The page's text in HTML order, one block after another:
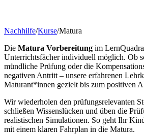
Nachhilfe/Kurse/Matura
Die Matura Vorbereitung im
Unterrichtsfächer individuell möglich. Ob
mündliche Prüfung oder die
negativen Antritt – unsere erfahrenen
Maturant*innen gezielt bis zum positiven
Wir wiederholen den prüfungsrelevanten
schließen Wissenslücken und üben die
realistischen Simulationen. So geht Ihr
mit einem klaren Fahrplan in die Matura.